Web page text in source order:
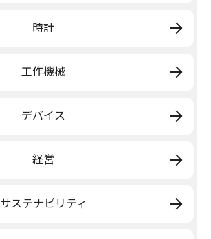
時計
工作機械
デバイス
経営
サステナビリティ